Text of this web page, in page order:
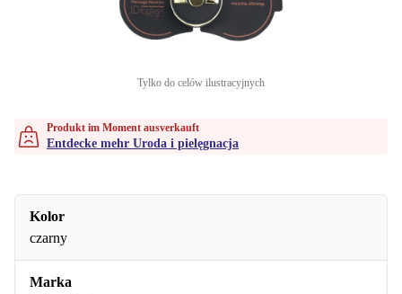
Tylko do celów ilustracyjnych
Produkt im Moment ausverkauft
Entdecke mehr Uroda i pielęgnacja
Kolor
czarny
Marka